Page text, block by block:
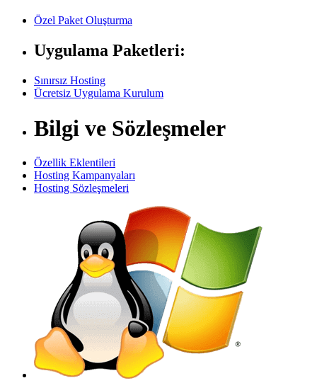
Özel Paket Oluşturma
Uygulama Paketleri:
Sınırsız Hosting
Ücretsiz Uygulama Kurulum
Bilgi ve Sözleşmeler
Özellik Eklentileri
Hosting Kampanyaları
Hosting Sözleşmeleri